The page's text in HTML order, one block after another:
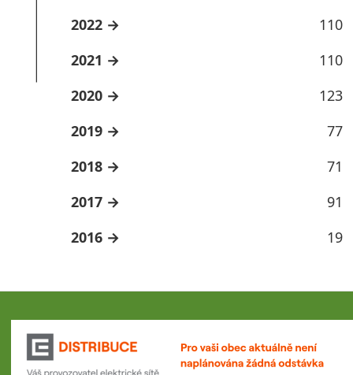
2022
110
2021
110
2020
123
2019
77
2018
71
2017
91
2016
19